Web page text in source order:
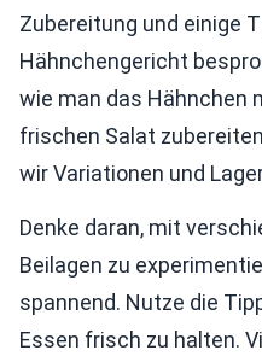
Zubereitung und einige
Hähnchengericht
wie man das Hähnchen
frischen Salat
wir Variationen und
Denke daran, mit
Beilagen zu
spannend. Nutze die
Essen frisch zu halten.